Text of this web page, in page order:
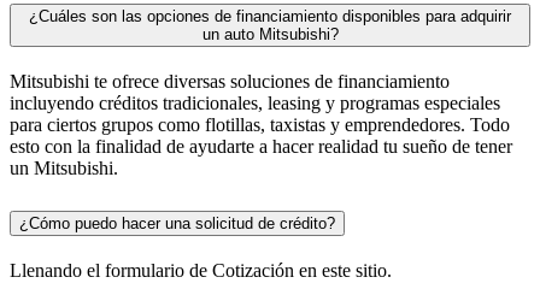
¿Cuáles son las opciones de financiamiento disponibles para adquirir
un auto Mitsubishi?
Mitsubishi te ofrece diversas soluciones de financiamiento
incluyendo créditos tradicionales, leasing y programas especiales
para ciertos grupos como flotillas, taxistas y emprendedores. Todo
esto con la finalidad de ayudarte a hacer realidad tu sueño de tener
un Mitsubishi.
¿Cómo puedo hacer una solicitud de crédito?
Llenando el formulario de Cotización en este sitio.